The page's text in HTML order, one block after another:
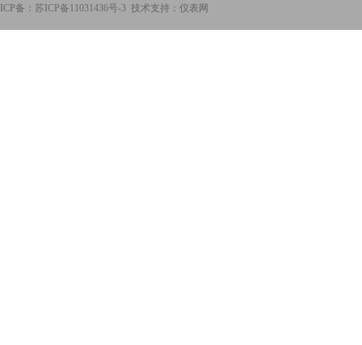
ICP备： 苏ICP备11031436号-3 技术支持：仪表网